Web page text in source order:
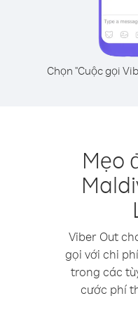
Chọn "Cuộc gọi
Mẹo
Viber Out
gọi với chi
trong các
cước phí